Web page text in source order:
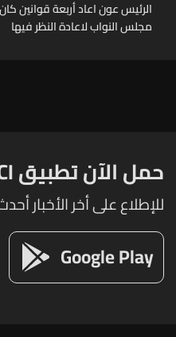
الرئيس عون اعاد أربعة قوانين
مجلس النواب لاعادة النظر فيها
حمل الآن تطبيق LBCI للهواتف المحمولة
للإطلاع على أخر الأخبار
Google Play